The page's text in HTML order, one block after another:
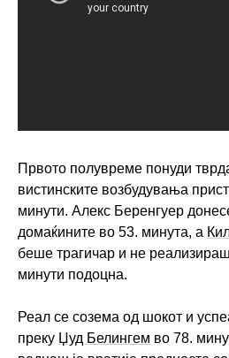
Првото полувреме понуди
вистинските возбудувања
минути. Алекс Беренгуер
домаќините во 53. минута, а
беше трагичар и не
минути подоцна.
Реал се созема од шокот и
преку Џуд Белингем во 78.